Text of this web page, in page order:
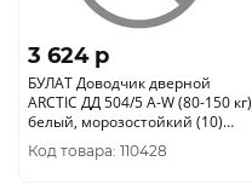
3 624 p
БУЛАТ Доводчик дверной
ARCTIC ДД 504/5 A-W (80-150 кг)
белый, морозостойкий (10)
704940
Код товара: 110428